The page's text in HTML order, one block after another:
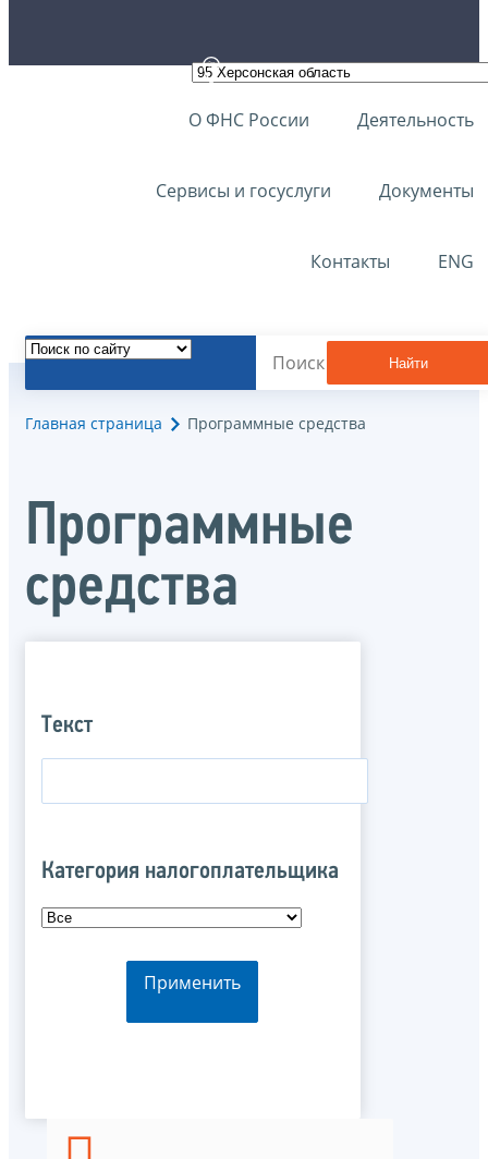
О ФНС России Деятельность
Сервисы и госуслуги Документы
Контакты ENG
Найти
Главная страница Программные средства
Программные
средства
Текст
Категория налогоплательщика
Применить